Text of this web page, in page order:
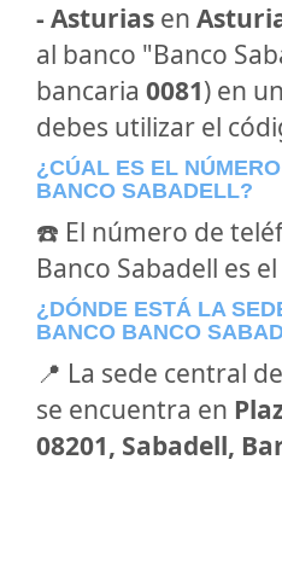
- Asturias en
al banco "Banco
bancaria 0081) en
debes utilizar el
¿CÚAL ES EL
BANCO SABADELL?
☎️ El número de
Banco Sabadell es el
¿DÓNDE ESTÁ LA
BANCO BANCO
📍 La sede central de
se encuentra en
08201, Sabadell,